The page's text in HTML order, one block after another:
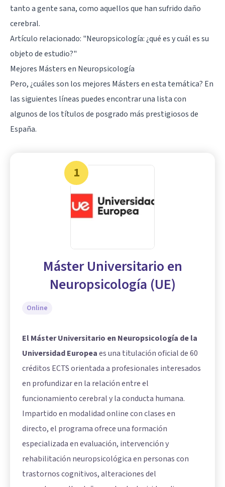
tanto a gente sana, como aquellos que han sufrido daño
cerebral.
Artículo relacionado: "Neuropsicología: ¿qué es y cuál es su
objeto de estudio?"
Mejores Másters en Neuropsicología
Pero, ¿cuáles son los mejores Másters en esta temática? En
las siguientes líneas puedes encontrar una lista con
algunos de los títulos de posgrado más prestigiosos de
España.
1
Máster Universitario en
Neuropsicología (UE)
Online
El Máster Universitario en Neuropsicología de la
Universidad Europeaes una titulación oficial de 60
créditos ECTS orientada a profesionales interesados
en profundizar en la relación entre el
funcionamiento cerebral y la conducta humana.
Impartido en modalidad online con clases en
directo, el programa ofrece una formación
especializada en evaluación, intervención y
rehabilitación neuropsicológica en personas con
trastornos cognitivos, alteraciones del